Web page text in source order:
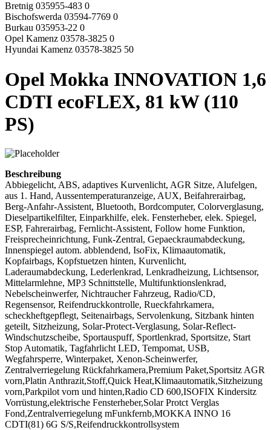
Bretnig 035955-483 0
Bischofswerda 03594-7769 0
Burkau 035953-22 0
Opel Kamenz 03578-3825 0
Hyundai Kamenz 03578-3825 50
Opel Mokka INNOVATION 1,6
CDTI ecoFLEX, 81 kW (110
PS)
Beschreibung
Abbiegelicht, ABS, adaptives Kurvenlicht, AGR Sitze, Alufelgen,
aus 1. Hand, Aussentemperaturanzeige, AUX, Beifahrerairbag,
Berg-Anfahr-Assistent, Bluetooth, Bordcomputer, Colorverglasung,
Dieselpartikelfilter, Einparkhilfe, elek. Fensterheber, elek. Spiegel,
ESP, Fahrerairbag, Fernlicht-Assistent, Follow home Funktion,
Freisprecheinrichtung, Funk-Zentral, Gepaeckraumabdeckung,
Innenspiegel autom. abblendend, IsoFix, Klimaautomatik,
Kopfairbags, Kopfstuetzen hinten, Kurvenlicht,
Laderaumabdeckung, Lederlenkrad, Lenkradheizung, Lichtsensor,
Mittelarmlehne, MP3 Schnittstelle, Multifunktionslenkrad,
Nebelscheinwerfer, Nichtraucher Fahrzeug, Radio/CD,
Regensensor, Reifendruckkontrolle, Rueckfahrkamera,
scheckheftgepflegt, Seitenairbags, Servolenkung, Sitzbank hinten
geteilt, Sitzheizung, Solar-Protect-Verglasung, Solar-Reflect-
Windschutzscheibe, Sportauspuff, Sportlenkrad, Sportsitze, Start
Stop Automatik, Tagfahrlicht LED, Tempomat, USB,
Wegfahrsperre, Winterpaket, Xenon-Scheinwerfer,
Zentralverriegelung Rückfahrkamera,Premium Paket,Sportsitz AGR
vorn,Platin Anthrazit,Stoff,Quick Heat,Klimaautomatik,Sitzheizung
vorn,Parkpilot vorn und hinten,Radio CD 600,ISOFIX Kindersitz
Vorrüstung,elektrische Fensterheber,Solar Protct Verglas
Fond,Zentralverriegelung mFunkfernb,MOKKA INNO 16
CDTI(81) 6G S/S,Reifendruckkontrollsystem